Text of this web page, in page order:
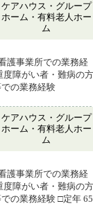
ケアハウス・グループ
ホーム・有料老人ホー
ム
護事業所での業務経
度障がい者・難病の方
の業務経験
ケアハウス・グループ
ホーム・有料老人ホー
ム
護事業所での業務経
度障がい者・難病の方
の業務経験 □定年 65